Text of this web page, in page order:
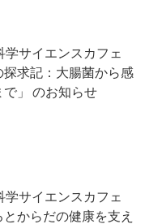
サイエンスカフェ
探求記：大腸菌から感
」 のお知らせ
サイエンスカフェ
とからだの健康を支え